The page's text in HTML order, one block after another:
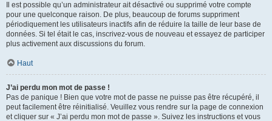
Il est possible qu’un administrateur ait désactivé ou supprimé votre compte
pour une quelconque raison. De plus, beaucoup de forums suppriment
périodiquement les utilisateurs inactifs afin de réduire la taille de leur base de
données. Si tel était le cas, inscrivez-vous de nouveau et essayez de participer
plus activement aux discussions du forum.
Haut
J’ai perdu mon mot de passe !
Pas de panique ! Bien que votre mot de passe ne puisse pas être récupéré, il
peut facilement être réinitialisé. Veuillez vous rendre sur la page de connexion
et cliquer sur « J’ai perdu mon mot de passe ». Suivez les instructions et vous